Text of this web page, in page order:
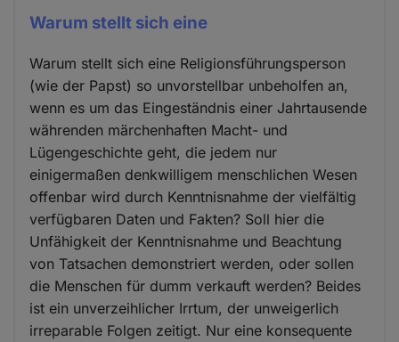
Warum stellt sich eine
Warum stellt sich eine Religionsführungsperson
(wie der Papst) so unvorstellbar unbeholfen an,
wenn es um das Eingeständnis einer Jahrtausende
währenden märchenhaften Macht- und
Lügengeschichte geht, die jedem nur
einigermaßen denkwilligem menschlichen Wesen
offenbar wird durch Kenntnisnahme der vielfältig
verfügbaren Daten und Fakten? Soll hier die
Unfähigkeit der Kenntnisnahme und Beachtung
von Tatsachen demonstriert werden, oder sollen
die Menschen für dumm verkauft werden? Beides
ist ein unverzeihlicher Irrtum, der unweigerlich
irreparable Folgen zeitigt. Nur eine konsequente